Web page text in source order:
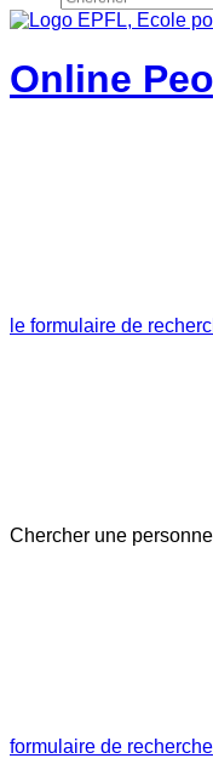
Online
le formulaire de
Chercher une personne
formulaire de recherche